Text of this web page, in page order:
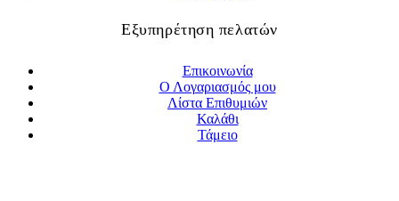
Εξυπηρέτηση πελατών
Επικοινωνία
Ο Λογαριασμός μου
Λίστα Επιθυμιών
Καλάθι
Τάμειο